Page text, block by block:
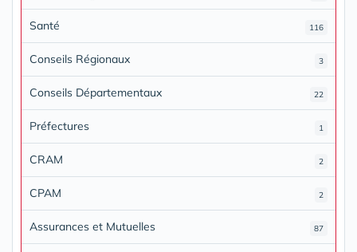
Santé 116
Conseils Régionaux 3
Conseils Départementaux 22
Préfectures 1
CRAM 2
CPAM 2
Assurances et Mutuelles 87